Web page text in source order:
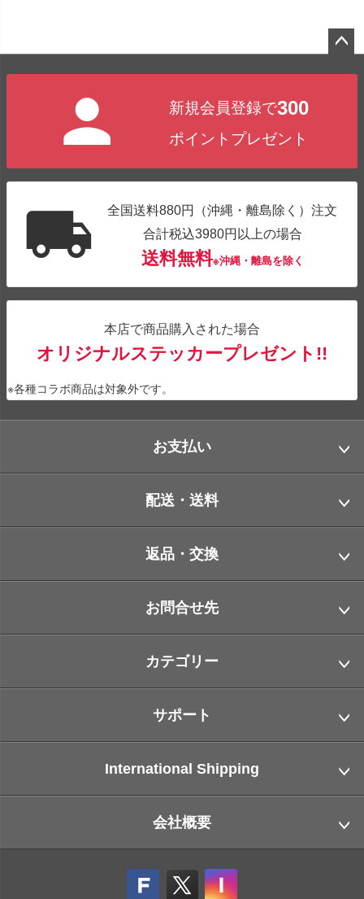
新規会員登録で300
ポイントプレゼント
全国送料880円（沖縄・離島除く）注文
合計税込3980円以上の場合
送料無料※沖縄・離島を除く
本店で商品購入された場合
オリジナルステッカープレゼント!!
※各種コラボ商品は対象外です。
お支払い
配送・送料
返品・交換
お問合せ先
カテゴリー
サポート
International Shipping
会社概要